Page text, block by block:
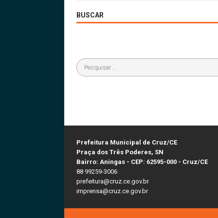
BUSCAR
Prefeitura Municipal de Cruz/CE
Praça dos Três Poderes, SN
Bairro: Aningas - CEP: 62595-000 - Cruz/CE
88 99259-3006
prefeitura@cruz.ce.gov.br
imprensa@cruz.ce.gov.br